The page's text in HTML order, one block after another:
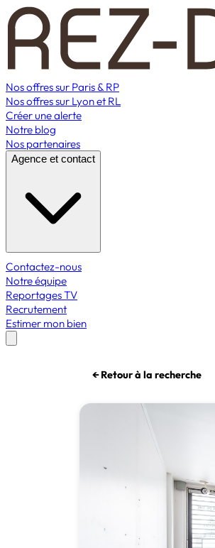
Nos offres sur Paris & RP
Nos offres sur Lyon et RL
Créer une alerte
Notre blog
Nos partenaires
Agence et contact
Contactez-nous
Notre équipe
Reportages TV
Recrutement
Estimer mon bien
← Retour à la recherche